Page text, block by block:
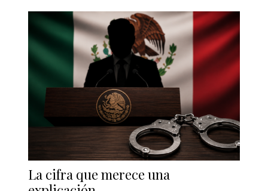
La cifra que merece una